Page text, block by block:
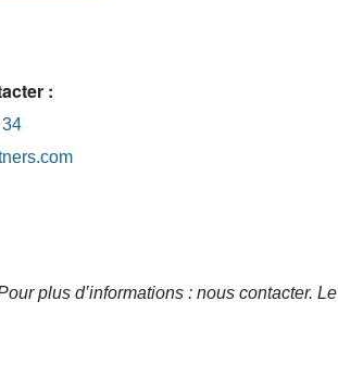
:
plus d’informations : nous contacter. Le